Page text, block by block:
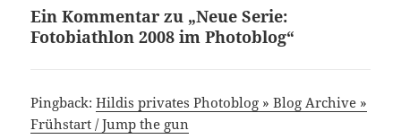
Ein Kommentar zu „Neue Serie:
Fotobiathlon 2008 im Photoblog“
Pingback:Hildis privates Photoblog » Blog Archive »
Frühstart / Jump the gun